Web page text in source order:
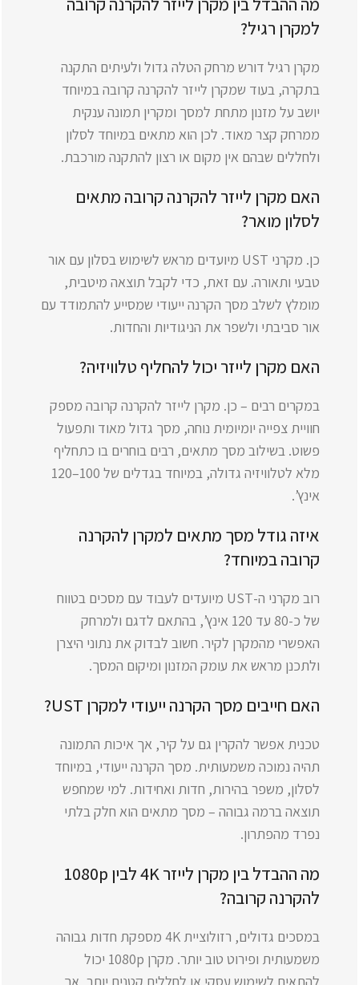
למקרן רגיל?
מקרן רגיל דורש מרחק הטלה גדול ולעיתים התקנה
בתקרה, בעוד שמקרן לייזר להקרנה קרובה במיוחד
יושב על מזנון מתחת למסך ומקרין תמונה ענקית
ממרחק קצר מאוד. לכן הוא מתאים במיוחד לסלון
ולחללים שבהם אין מקום או רצון להתקנה מורכבת.
האם מקרן לייזר להקרנה קרובה מתאים
לסלון מואר?
כן. מקרני UST מיועדים מראש לשימוש בסלון עם אור
טבעי ותאורה. עם זאת, כדי לקבל תוצאה מיטבית,
מומלץ לשלב מסך הקרנה ייעודי שמסייע להתמודד עם
אור סביבתי ולשפר את הניגודיות והחדות.
האם מקרן לייזר יכול להחליף טלוויזיה?
במקרים רבים – כן. מקרן לייזר להקרנה קרובה מספק
חוויית צפייה יומיומית נוחה, מסך גדול מאוד ותפעול
פשוט. בשילוב מסך מתאים, רבים בוחרים בו כתחליף
מלא לטלוויזיה גדולה, במיוחד בגדלים של 100–120
אינץ’.
איזה גודל מסך מתאים למקרן להקרנה
קרובה במיוחד?
רוב מקרני ה-UST מיועדים לעבוד עם מסכים בטווח
של כ-80 עד 120 אינץ’, בהתאם לדגם ולמרחק
האפשרי מהמקרן לקיר. חשוב לבדוק את נתוני היצרן
ולתכנן מראש את עומק המזנון ומיקום המסך.
האם חייבים מסך הקרנה ייעודי למקרן UST?
טכנית אפשר להקרין גם על קיר, אך איכות התמונה
תהיה נמוכה משמעותית. מסך הקרנה ייעודי, במיוחד
לסלון, משפר בהירות, חדות ואחידות. למי שמחפש
תוצאה ברמה גבוהה – מסך מתאים הוא חלק בלתי
נפרד מהפתרון.
מה ההבדל בין מקרן לייזר 4K לבין 1080p
להקרנה קרובה?
במסכים גדולים, רזולוציית 4K מספקת חדות גבוהה
משמעותית ופירוט טוב יותר. מקרן 1080p יכול